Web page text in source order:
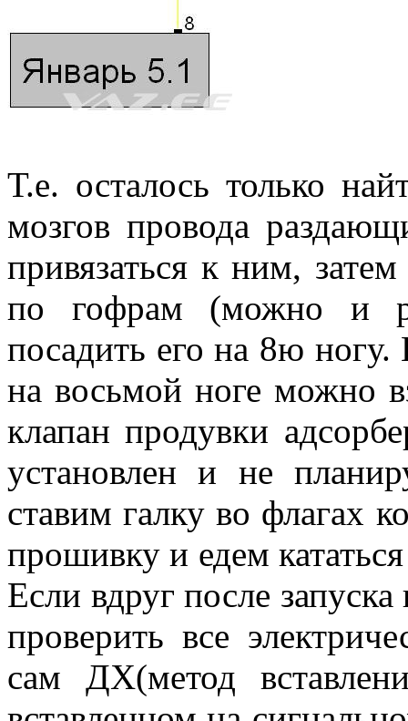
Т.е. осталось только
мозгов провода
привязаться к ним,
по гофрам (можно и
посадить его на 8ю
на восьмой ноге можно
клапан продувки
установлен и не
ставим галку во флагах
прошивку и едем
Если вдруг после
проверить все
сам ДХ(метод